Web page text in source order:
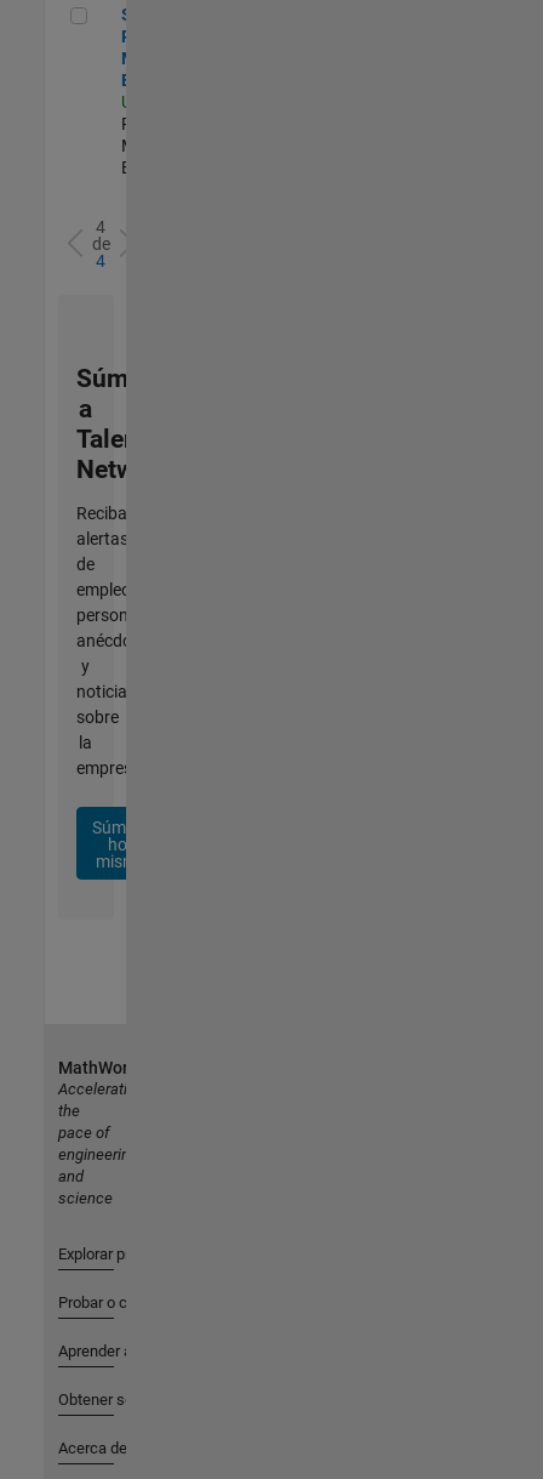
Senior Product Marketing Engineer
Senior
Product
Marketing
Engineer
US-MA-Natick
Product
Marketing |
Experimentado
4
de
4
Súmese
a
Talent
Network
Reciba
alertas
de
empleo
personalizadas,
anécdotas
y
noticias
sobre
la
empresa.
Súmese
hoy
mismo
MathWorks
Accelerating
the
pace of
engineering
and
science
Explorar productos
Probar o comprar
Aprender a utilizar
Obtener soporte
Acerca de MathWorks